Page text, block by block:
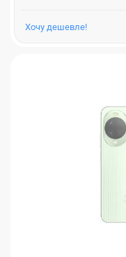
Хочу дешевле!